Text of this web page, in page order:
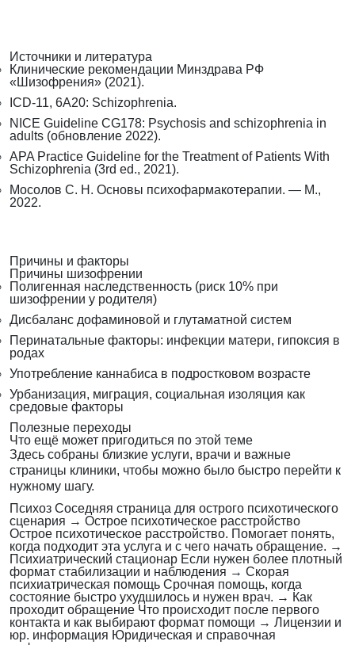
Источники и литература
Клинические рекомендации Минздрава РФ
«Шизофрения» (2021).
ICD-11, 6A20: Schizophrenia.
NICE Guideline CG178: Psychosis and schizophrenia in
adults (обновление 2022).
APA Practice Guideline for the Treatment of Patients With
Schizophrenia (3rd ed., 2021).
Мосолов С. Н. Основы психофармакотерапии. — М.,
2022.
Причины и факторы
Причины шизофрении
Полигенная наследственность (риск 10% при
шизофрении у родителя)
Дисбаланс дофаминовой и глутаматной систем
Перинатальные факторы: инфекции матери, гипоксия в
родах
Употребление каннабиса в подростковом возрасте
Урбанизация, миграция, социальная изоляция как
средовые факторы
Полезные переходы
Что ещё может пригодиться по этой теме
Здесь собраны близкие услуги, врачи и важные
страницы клиники, чтобы можно было быстро перейти к
нужному шагу.
Психоз Соседняя страница для острого психотического
сценария → Острое психотическое расстройство
Острое психотическое расстройство. Помогает понять,
когда подходит эта услуга и с чего начать обращение. →
Психиатрический стационар Если нужен более плотный
формат стабилизации и наблюдения → Скорая
психиатрическая помощь Срочная помощь, когда
состояние быстро ухудшилось и нужен врач. → Как
проходит обращение Что происходит после первого
контакта и как выбирают формат помощи → Лицензии и
юр. информация Юридическая и справочная